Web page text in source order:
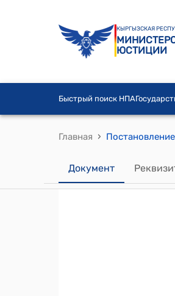
КЫРГЫЗСКАЯ
ЮСТИЦИИ
Быстрый поиск НПА
Главная ›
Документ